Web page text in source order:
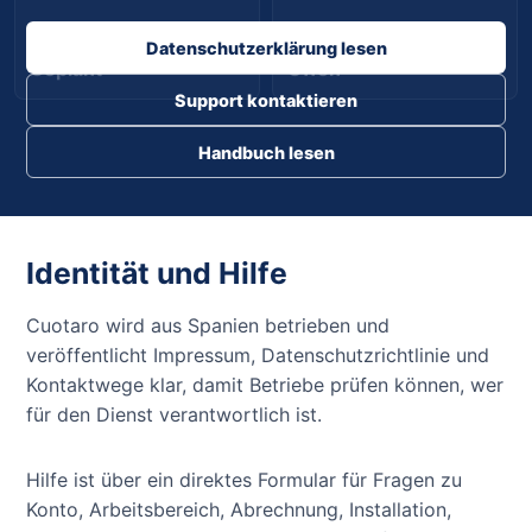
Geplant Offen
Datenschutzerklärung lesen
Support kontaktieren
Handbuch lesen
Identität und Hilfe
Cuotaro wird aus Spanien betrieben und
veröffentlicht Impressum, Datenschutzrichtlinie und
Kontaktwege klar, damit Betriebe prüfen können, wer
für den Dienst verantwortlich ist.
Hilfe ist über ein direktes Formular für Fragen zu
Konto, Arbeitsbereich, Abrechnung, Installation,